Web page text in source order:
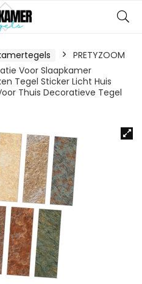
PRETYZOOM
Voor Slaapkamer
Tegel Sticker Licht Huis
Thuis Decoratieve Tegel